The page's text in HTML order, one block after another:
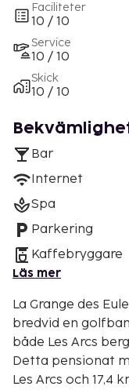
Faciliteter
10 / 10
Service
10 / 10
Skick
10 / 10
Bar
Internet
Spa
Parkering
Kaffebryggare
Läs mer
La Grange des
bredvid en
både Les Arcs
Detta pensionat
Les Arcs och 17,4